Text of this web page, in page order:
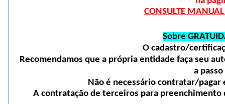
CONSULTE
Sobre
O cadastro/
Recomendamos que a própria entidade faça seu
a
Não é necessário contratar/
A contratação de terceiros para